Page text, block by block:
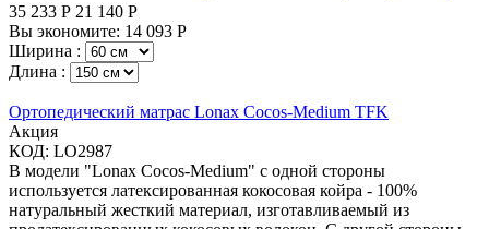
35 233 Р 21 140 Р
Вы экономите: 14 093 Р
Ширина :
Длина :
Ортопедический матрас Lonax Cocos-Medium TFK
Aкция
КОД: LO2987
В модели "Lonax Cocos-Medium" с одной стороны
используется латексированная кокосовая койра - 100%
натуральный жесткий материал, изготавливаемый из